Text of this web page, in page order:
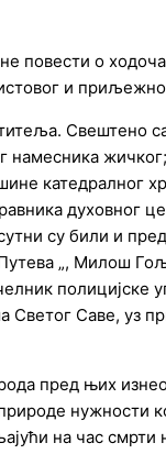
повести о
и
Свештено
духовног
су били и
„, Милош
Саве, уз
пред њих
нужности
на час смрти